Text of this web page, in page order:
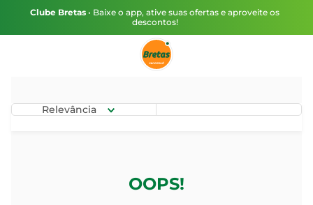
Clube Bretas • Baixe o app, ative suas ofertas e aproveite os
descontos!
Relevância
OOPS!